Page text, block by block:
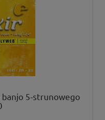
5-strunowego